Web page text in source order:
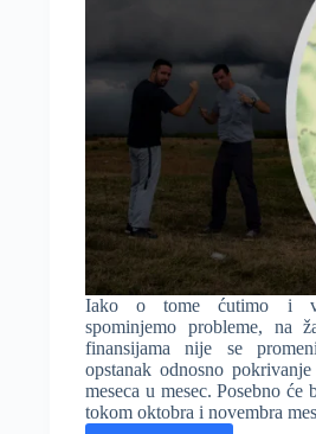
Iako o tome ćutimo i
spominjemo probleme, na
finansijama nije se
opstanak odnosno
meseca u mesec. Posebno će
tokom oktobra i novembra